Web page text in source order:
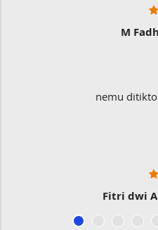
M
nemu
Fitri dwi